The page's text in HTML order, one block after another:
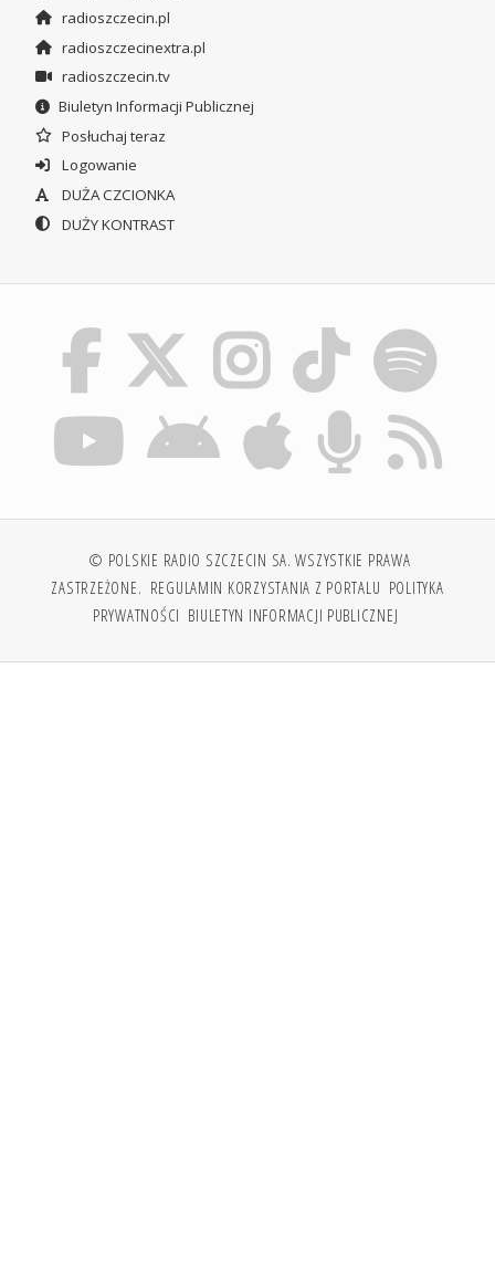
radioszczecin.pl
radioszczecinextra.pl
radioszczecin.tv
Biuletyn Informacji Publicznej
Posłuchaj teraz
Logowanie
DUŻA CZCIONKA
DUŻY KONTRAST
© POLSKIE RADIO SZCZECIN SA. WSZYSTKIE PRAWA
ZASTRZEŻONE. REGULAMIN KORZYSTANIA Z PORTALU POLITYKA
PRYWATNOŚCI BIULETYN INFORMACJI PUBLICZNEJ